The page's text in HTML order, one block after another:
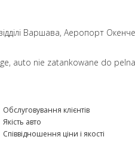
Варшава, Аеропорт Окенче
auto nie zatankowane do
Обслуговування клієнтів
Якість авто
Співвідношення ціни і якості